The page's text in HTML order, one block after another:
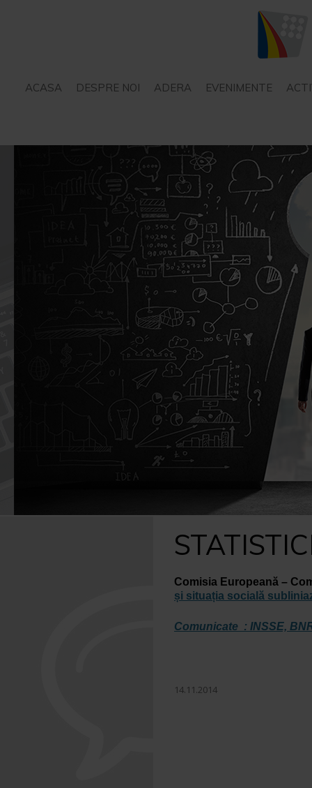
ACASA DESPRE NOI
SERVICII – CONSILIERE
PROIECTE
ADERA EVENIMENTE
Comisia Europeană –
și situația socială
Comunicate : INSSE,
14.11.2014